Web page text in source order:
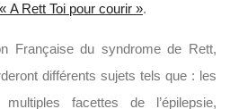
« A Rett Toi pour courir ».
Française du syndrome de Rett,
différents sujets tels que : les
facettes de l’épilepsie,